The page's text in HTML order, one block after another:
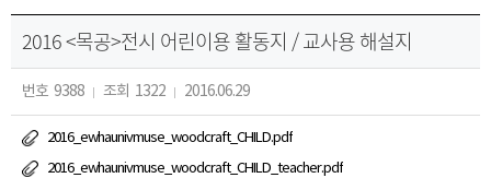
2016 <목공>전시 어린이용 활동지 / 교사용 해설지
번호 9388 조회 1322 2016.06.29
2016_ewhaunivmuse_woodcraft_CHILD.pdf
2016_ewhaunivmuse_woodcraft_CHILD_teacher.pdf